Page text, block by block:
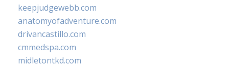
keepjudgewebb.com
anatomyofadventure.com
drivancastillo.com
cmmedspa.com
midletontkd.com